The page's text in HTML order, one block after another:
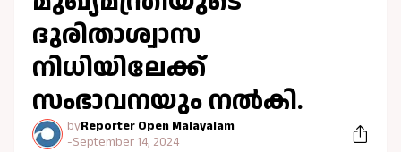
ദുരിതാശ്വാസ
നിധിയിലേക്ക്
സംഭാവനയും നൽകി.
byReporter Open Malayalam
-September 14, 2024